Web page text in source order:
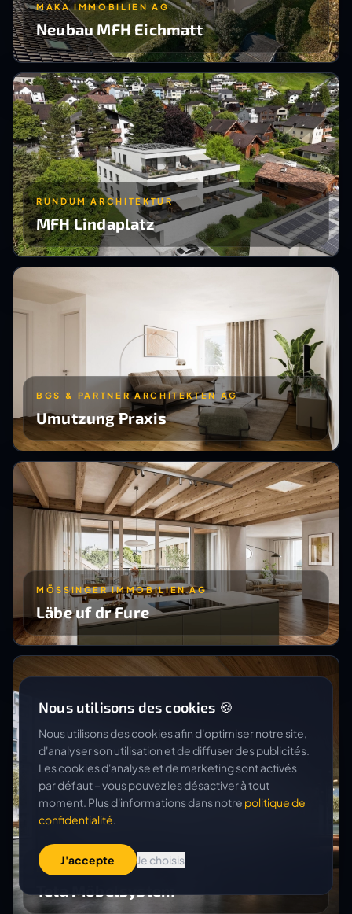
MAKA IMMOBILIEN AG
Neubau MFH Eichmatt
RUNDUM ARCHITEKTUR
MFH Lindaplatz
BGS & PARTNER ARCHITEKTEN AG
Umutzung Praxis
MÖSSINGER IMMOBILIEN AG
Läbe uf dr Fure
BIGLA OFFICE AG
Teta Möbelsystem
Nous utilisons des cookies 🍪
Nous utilisons des cookies afin d'optimiser notre site,
d'analyser son utilisation et de diffuser des publicités.
Les cookies d'analyse et de marketing sont activés
par défaut – vous pouvez les désactiver à tout
moment. Plus d'informations dans notre politique de
confidentialité.
J'accepte Je choisis